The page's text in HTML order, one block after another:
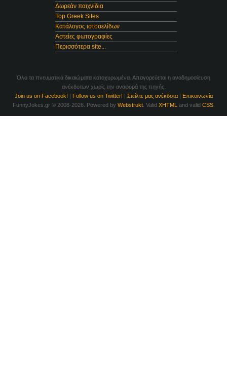
Δωρεάν παιχνίδια
Top Greek Sites
Κατάλογος ιστοσελίδων
Αστείες φωτογραφίες
Περισσότερα site...
Όλα τα πνευματικά δικαιώματα κατοχυρωμένα. Απαγορεύεται η αναδημοσίευση
ανέκδοτων χωρίς την αναφορά της πηγής.
Join us on Facebook! | Follow us on Twitter! | Στείλτε μας ανέκδοτα| Επικοινωνία
FunnyJokes.gr © 2008-2026. Powered by Webstrukt. Valid XHTML and valid CSS.